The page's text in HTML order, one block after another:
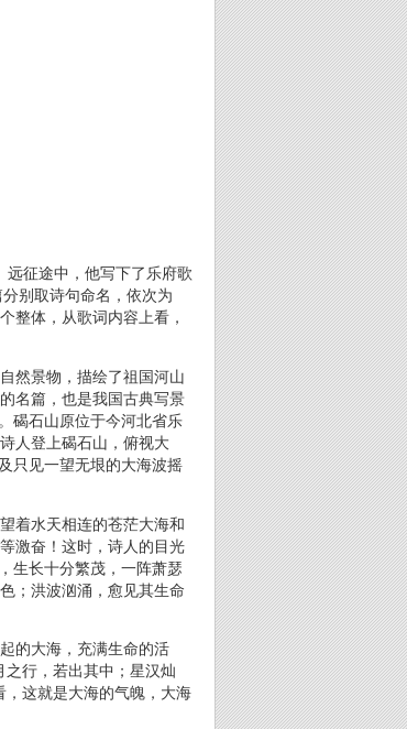
征途中，他写下了乐府歌
别取诗句命名，依次为
整体，从歌词内容上看，
然景物，描绘了祖国河山
名篇，也是我国古典写景
碣石山原位于今河北省乐
人登上碣石山，俯视大
只见一望无垠的大海波摇
着水天相连的苍茫大海和
激奋！这时，诗人的目光
生长十分繁茂，一阵萧瑟
；洪波汹涌，愈见其生命
的大海，充满生命的活
行，若出其中；星汉灿
这就是大海的气魄，大海